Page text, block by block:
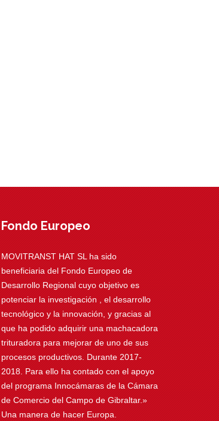
Fondo Europeo
MOVITRANST HAT SL ha sido
beneficiaria del Fondo Europeo de
Desarrollo Regional cuyo objetivo es
potenciar la investigación , el desarrollo
tecnológico y la innovación, y gracias al
que ha podido adquirir una machacadora
trituradora para mejorar de uno de sus
procesos productivos. Durante 2017-
2018. Para ello ha contado con el apoyo
del programa Innocámaras de la Cámara
de Comercio del Campo de Gibraltar.»
Una manera de hacer Europa.